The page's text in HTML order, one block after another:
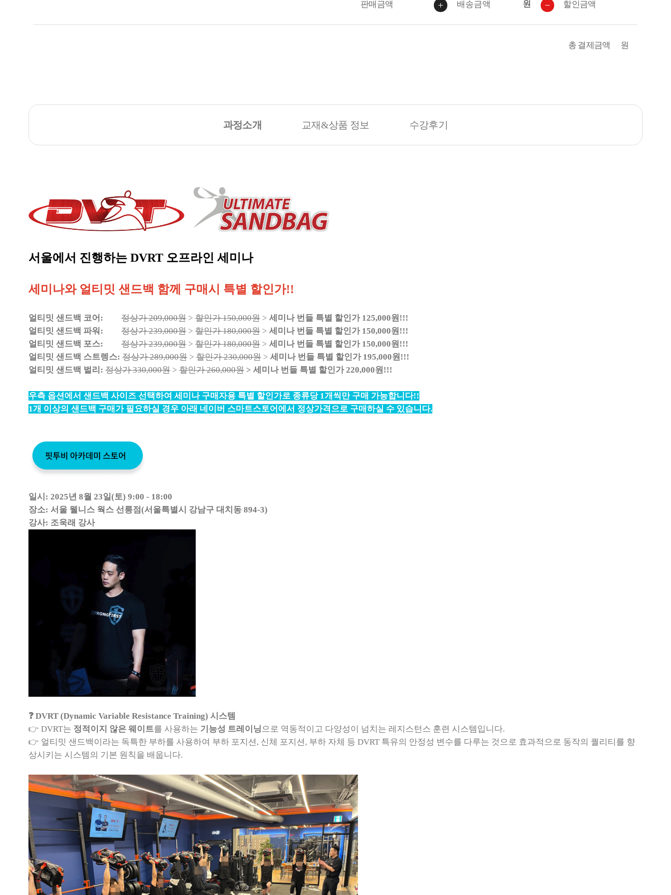
판매금액 배송금액 원 할인금액
총 결제금액 원
과정소개 교재&상품 정보 수강후기
서울에서 진행하는 DVRT 오프라인 세미나
세미나와 얼티밋 샌드백 함께 구매시 특별 할인가!!
얼티밋 샌드백 코어: 정상가 209,000원 > 할인가 150,000원 > 세미나 번들 특별 할인가 125,000원!!!
얼티밋 샌드백 파워: 정상가 239,000원 > 할인가 180,000원 > 세미나 번들 특별 할인가 150,000원!!!
얼티밋 샌드백 포스: 정상가 239,000원 > 할인가 180,000원 > 세미나 번들 특별 할인가 150,000원!!!
얼티밋 샌드백 스트렝스: 정상가 289,000원 > 할인가 230,000원 > 세미나 번들 특별 할인가 195,000원!!!
얼티밋 샌드백 벌리: 정상가 330,000원 > 할인가 260,000원 > 세미나 번들 특별 할인가 220,000원!!!
우측 옵션에서 샌드백 사이즈 선택하여 세미나 구매자용 특별 할인가로 종류당 1개씩만 구매 가능합니다!!
1개 이상의 샌드백 구매가 필요하실 경우 아래 네이버 스마트스토어에서 정상가격으로 구매하실 수 있습니다.
일시: 2025년 8월 23일(토) 9:00 - 18:00
장소: 서울 웰니스 웍스 선릉점(서울특별시 강남구 대치동 894-3)
강사: 조욱래 강사
❓ DVRT (Dynamic Variable Resistance Training) 시스템
👉 DVRT는 정적이지 않은 웨이트를 사용하는 기능성 트레이닝으로 역동적이고 다양성이 넘치는 레지스턴스 훈련 시스템입니다.
👉 얼티밋 샌드백이라는 독특한 부하를 사용하여 부하 포지션, 신체 포지션, 부하 자체 등 DVRT 특유의 안정성 변수를 다루는 것으로 효과적으로 동작의 퀄리티를 향
상시키는 시스템의 기본 원칙을 배웁니다.